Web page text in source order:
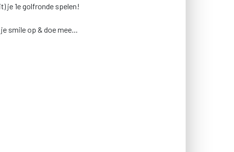
je 1e golfronde spelen!
smile op & doe mee...